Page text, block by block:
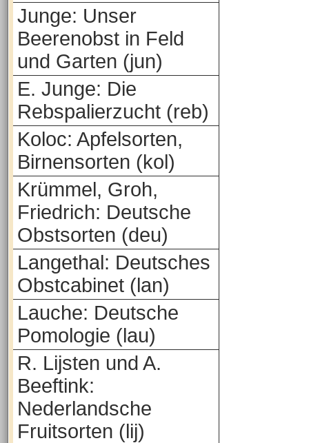
Junge: Unser
Beerenobst in Feld
und Garten (jun)
E. Junge: Die
Rebspalierzucht (reb)
Koloc: Apfelsorten,
Birnensorten (kol)
Krümmel, Groh,
Friedrich: Deutsche
Obstsorten (deu)
Langethal: Deutsches
Obstcabinet (lan)
Lauche: Deutsche
Pomologie (lau)
R. Lijsten und A.
Beeftink:
Nederlandsche
Fruitsorten (lij)